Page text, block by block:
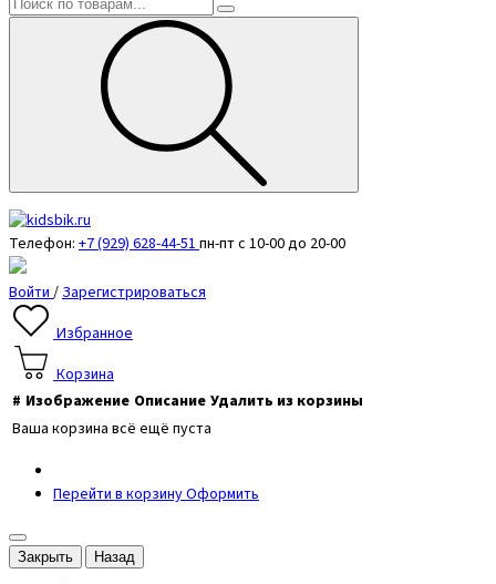
Телефон: +7 (929) 628-44-51пн-пт с 10-00 до 20-00
Войти/Зарегистрироваться
Избранное
Корзина
# Изображение Описание Удалить из корзины
Ваша корзина всё ещё пуста
Перейти в корзинуОформить
Закрыть Назад